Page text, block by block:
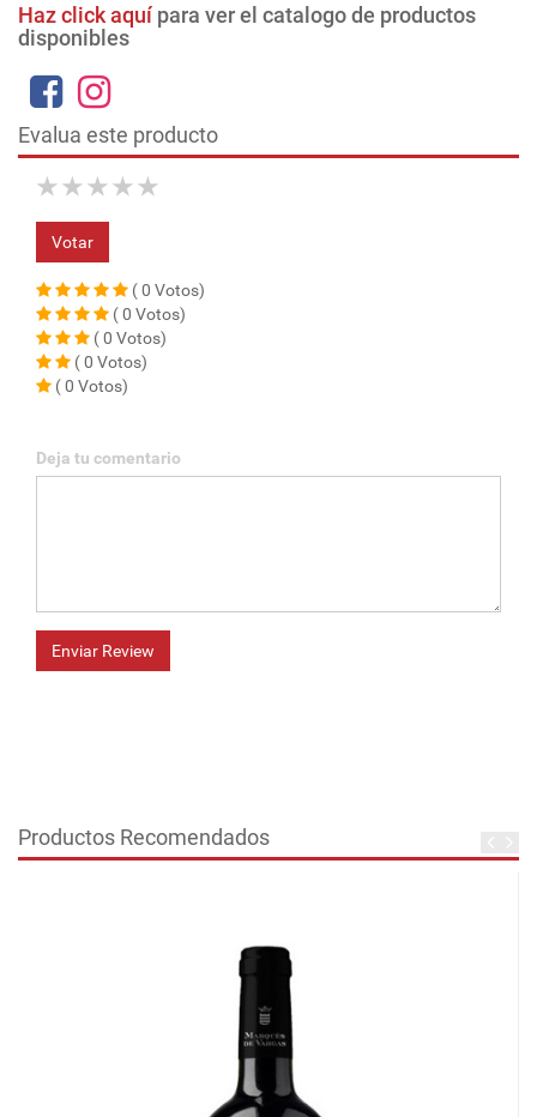
Haz click aquípara ver el catalogo de productos
disponibles
Evalua este producto
★
★
★
★
★
Votar
( 0 Votos)
( 0 Votos)
( 0 Votos)
( 0 Votos)
( 0 Votos)
Deja tu comentario
Enviar Review
Productos Recomendados